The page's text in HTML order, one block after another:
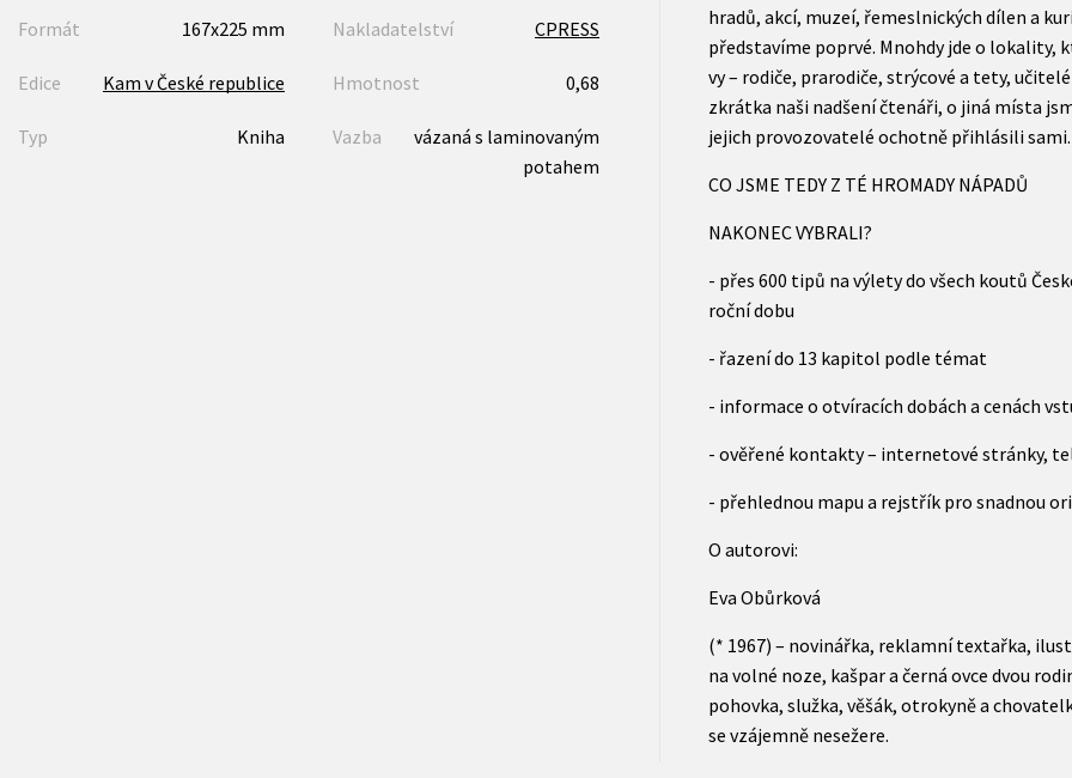
Formát 167x225 mm Nakladatelství CPRESS
Edice Kam v České republice Hmotnost 0,68
Typ Kniha Vazba
vázaná s laminovaným
potahem
hradů, akcí, muzeí, řemeslnických dílen a
představíme poprvé. Mnohdy jde o lokality,
vy – rodiče, prarodiče, strýcové a tety,
zkrátka naši nadšení čtenáři, o jiná místa
jejich provozovatelé ochotně přihlásili sami.
CO JSME TEDY Z TÉ HROMADY NÁPADŮ
NAKONEC VYBRALI?
- přes 600 tipů na výlety do všech koutů
roční dobu
- řazení do 13 kapitol podle témat
- informace o otvíracích dobách a cenách
- ověřené kontakty – internetové stránky,
- přehlednou mapu a rejstřík pro snadnou
O autorovi:
Eva Obůrková
(* 1967) – novinářka, reklamní textařka,
na volné noze, kašpar a černá ovce dvou
pohovka, služka, věšák, otrokyně a
se vzájemně nesežere.